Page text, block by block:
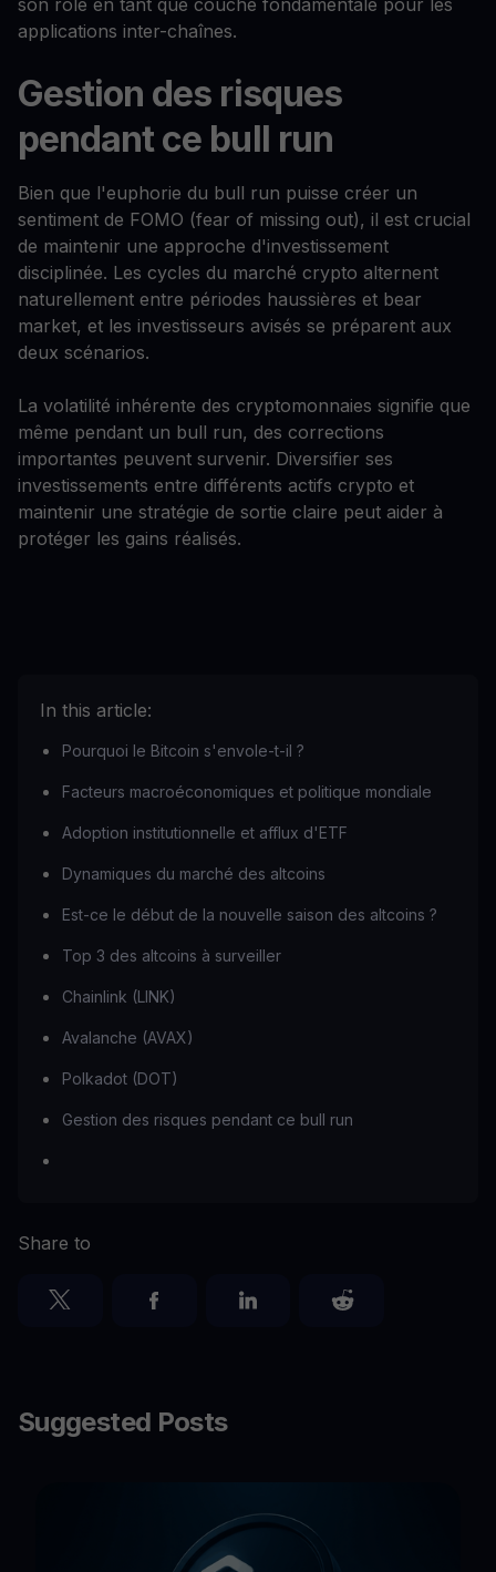
son rôle en tant que couche fondamentale pour les
applications inter-chaînes.
Gestion des risques
pendant ce bull run
Bien que l'euphorie du bull run puisse créer un
sentiment de FOMO (fear of missing out), il est crucial
de maintenir une approche d'investissement
disciplinée. Les cycles du marché crypto alternent
naturellement entre périodes haussières et bear
market, et les investisseurs avisés se préparent aux
deux scénarios.
La volatilité inhérente des cryptomonnaies signifie que
même pendant un bull run, des corrections
importantes peuvent survenir. Diversifier ses
investissements entre différents actifs crypto et
maintenir une stratégie de sortie claire peut aider à
protéger les gains réalisés.
In this article:
Pourquoi le Bitcoin s'envole-t-il ?
Facteurs macroéconomiques et politique mondiale
Adoption institutionnelle et afflux d'ETF
Dynamiques du marché des altcoins
Est-ce le début de la nouvelle saison des altcoins ?
Top 3 des altcoins à surveiller
Chainlink (LINK)
Avalanche (AVAX)
Polkadot (DOT)
Gestion des risques pendant ce bull run
Share to
Suggested Posts